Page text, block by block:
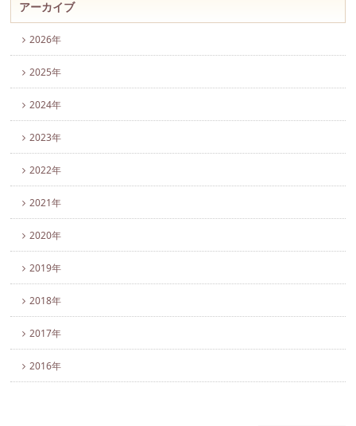
アーカイブ
2026年
2025年
2024年
2023年
2022年
2021年
2020年
2019年
2018年
2017年
2016年